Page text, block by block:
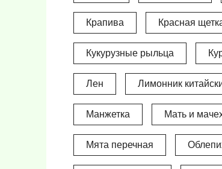
Крапива Красная
Кукурузные рыльца
Лен Лимонник
Манжетка Мать и
Мята перечная